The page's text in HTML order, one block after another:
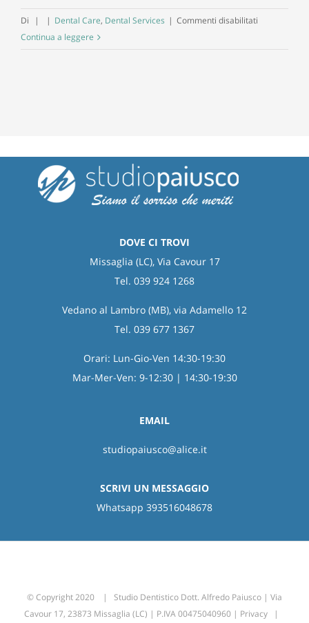
Di | | Dental Care, Dental Services | Commenti disabilitati
Continua a leggere
DOVE CI TROVI
Missaglia (LC), Via Cavour 17
Tel. 039 924 1268
Vedano al Lambro (MB), via Adamello 12
Tel. 039 677 1367
Orari: Lun-Gio-Ven 14:30-19:30
Mar-Mer-Ven: 9-12:30 | 14:30-19:30
EMAIL
studiopaiusco@alice.it
SCRIVI UN MESSAGGIO
Whatsapp 393516048678
© Copyright 2020 | Studio Dentistico Dott. Alfredo Paiusco | Via
Cavour 17, 23873 Missaglia (LC) | P.IVA 00475040960 | Privacy |